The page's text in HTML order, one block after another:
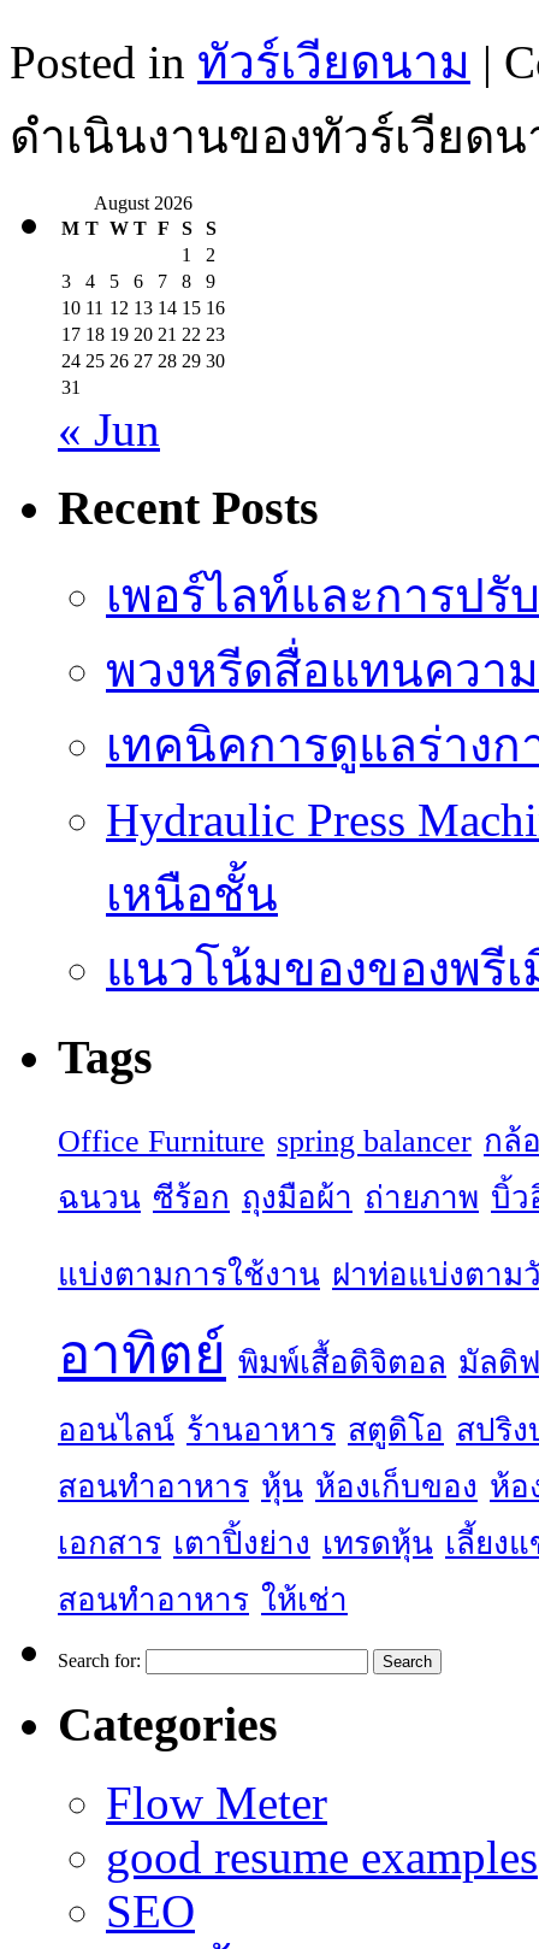
Posted in ทัวร์เวียดนาม |
ดำเนินงานของทัวร์เวียด
August 2026
M T W T F S
S
1
2
3
4 5 6 7 8
9
10 11 12 13 14 15 16
17 18 19 20 21 22 23
24 25 26 27 28 29 30
31
« Jun
Recent Posts
เพอร์ไลท์และการป
พวงหรีดสื่อแทนควา
เทคนิคการดูแลร่างก
Hydraulic Press
เหนือชั้น
แนวโน้มของของพรี
Tags
Office Furniture spring balancer กล้
ฉนวน ซีร้อก ถุงมือผ้า ถ่ายภาพ บิ้ว
แบ่งตามการใช้งาน ฝาท่อแบ่งตาม
อาทิตย์ พิมพ์เสื้อดิจิตอล มัลดิ
ออนไลน์ ร้านอาหาร สตูดิโอ สปริง
สอนทำอาหาร หุ้น ห้องเก็บของ ห้อ
เอกสาร เตาปิ้งย่าง เทรดหุ้น เลี้ยง
สอนทำอาหาร ให้เช่า
Search for:
Categories
Flow Meter
good resume examples
SEO